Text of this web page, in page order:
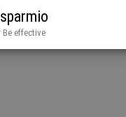
Be effective